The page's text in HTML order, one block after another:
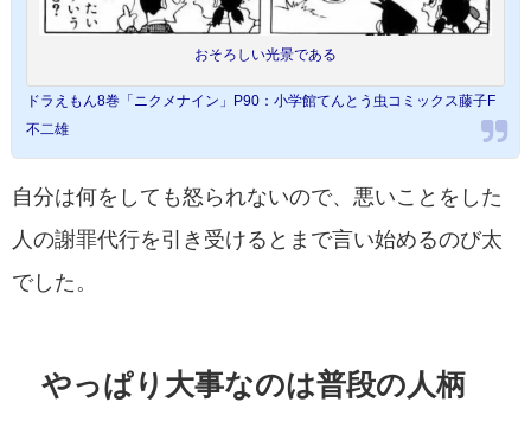
おそろしい光景である
ドラえもん8巻「ニクメナイン」P90：小学館てんとう虫コミックス藤子F
不二雄
自分は何をしても怒られないので、悪いことをした
人の謝罪代行を引き受けるとまで言い始めるのび太
でした。
やっぱり大事なのは普段の人柄